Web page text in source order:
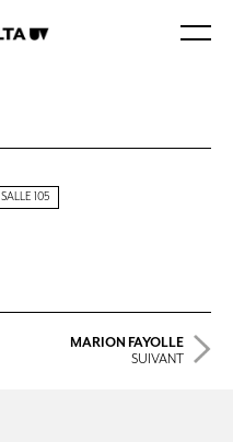
SALLE 105
MARION FAYOLLE
SUIVANT